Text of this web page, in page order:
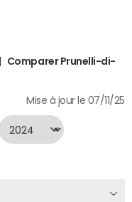
Comparer Prunelli-di-
Mise à jour le 07/11/25